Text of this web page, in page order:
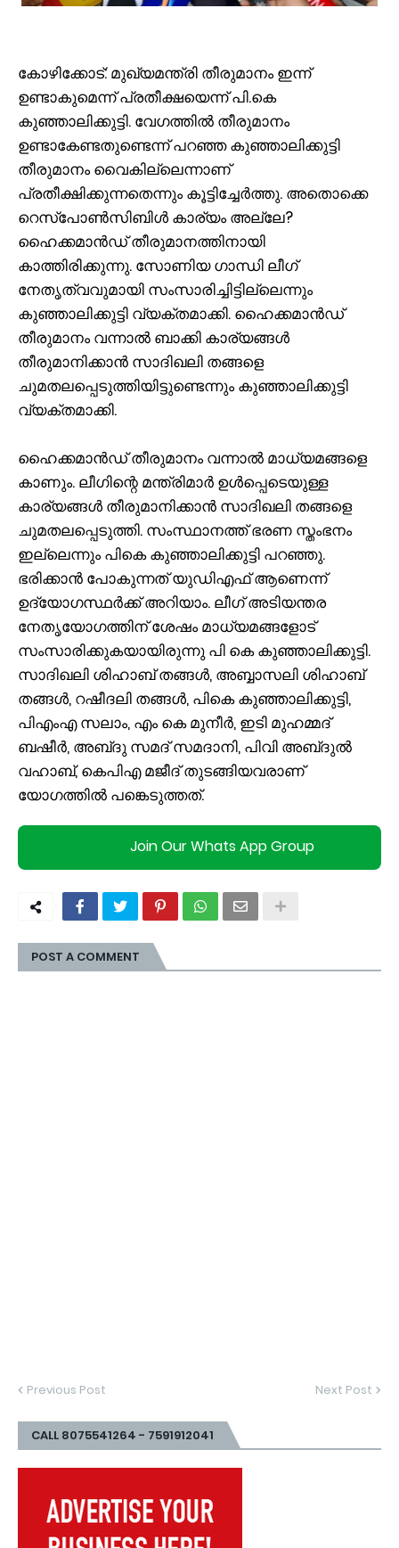
കോഴിക്കോട്: മുഖ്യമന്ത്രി തീരുമാനം ഇന്ന്
ഉണ്ടാകുമെന്ന് പ്രതീക്ഷയെന്ന് പി.കെ
കുഞ്ഞാലിക്കുട്ടി. വേഗത്തിൽ തീരുമാനം
ഉണ്ടാകേണ്ടതുണ്ടെന്ന് പറഞ്ഞ കുഞ്ഞാലിക്കുട്ടി
തീരുമാനം വൈകില്ലെന്നാണ്
പ്രതീക്ഷിക്കുന്നതെന്നും കൂട്ടിച്ചേർത്തു. അതൊക്കെ
റെസ്പോൺസിബിൾ കാര്യം അല്ലേ?
ഹൈക്കമാൻഡ് തീരുമാനത്തിനായി
കാത്തിരിക്കുന്നു. സോണിയ ഗാന്ധി ലീഗ്
നേതൃത്വവുമായി സംസാരിച്ചിട്ടില്ലെന്നും
കുഞ്ഞാലിക്കുട്ടി വ്യക്തമാക്കി. ഹൈക്കമാൻഡ്
തീരുമാനം വന്നാൽ ബാക്കി കാര്യങ്ങൾ
തീരുമാനിക്കാൻ സാദിഖലി തങ്ങളെ
ചുമതലപ്പെടുത്തിയിട്ടുണ്ടെന്നും കുഞ്ഞാലിക്കുട്ടി
വ്യക്തമാക്കി.
ഹൈക്കമാൻഡ് തീരുമാനം വന്നാൽ മാധ്യമങ്ങളെ
കാണും. ലീഗിന്റെ മന്ത്രിമാർ ഉൾപ്പെടെയുള്ള
കാര്യങ്ങൾ തീരുമാനിക്കാൻ സാദിഖലി തങ്ങളെ
ചുമതലപ്പെടുത്തി. സംസ്ഥാനത്ത് ഭരണ സ്തംഭനം
ഇല്ലെന്നും പികെ കുഞ്ഞാലിക്കുട്ടി പറഞ്ഞു.
ഭരിക്കാൻ പോകുന്നത് യുഡിഎഫ് ആണെന്ന്
ഉദ്യോഗസ്ഥർക്ക് അറിയാം. ലീഗ് അടിയന്തര
നേതൃയോഗത്തിന് ശേഷം മാധ്യമങ്ങളോട്
സംസാരിക്കുകയായിരുന്നു പി കെ കുഞ്ഞാലിക്കുട്ടി.
സാദിഖലി ശിഹാബ് തങ്ങൾ, അബ്ബാസലി ശിഹാബ്
തങ്ങൾ, റഷീദലി തങ്ങൾ, പികെ കുഞ്ഞാലിക്കുട്ടി,
പിഎംഎ സലാം, എം കെ മുനീർ, ഇടി മുഹമ്മദ്
ബഷീർ, അബ്‍ദു സമദ് സമദാനി, പിവി അബ്‌ദുൽ
വഹാബ്, കെപിഎ മജീദ് തുടങ്ങിയവരാണ്
യോഗത്തിൽ പങ്കെടുത്തത്.
Join Our Whats App Group
POST A COMMENT
Previous Post Next Post
CALL 8075541264 - 7591912041